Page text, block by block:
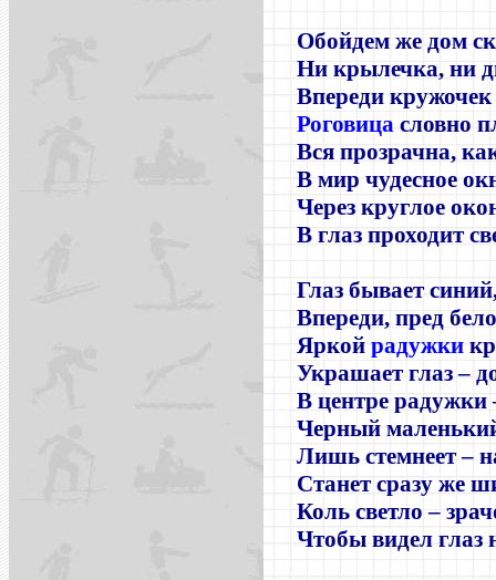
Обойдем же дом
Ни крылечка, ни
Впереди
Роговица словно
Вся прозрачна,
В мир чудесное
Через круглое
В глаз проходит
Глаз бывает
Впереди, пред
Яркой радужки
Украшает глаз–
В центре радужки
Черный
Лишь стемнеет–
Станет сразу же
Коль светло–
Чтобы видел глаз